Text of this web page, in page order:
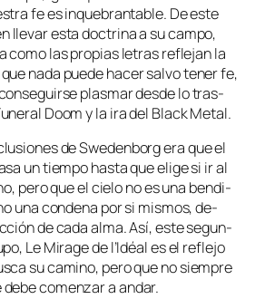
fe es in­que­bran­ta­ble. De es­te
lle­var es­ta doc­tri­na a su cam­po,
co­mo las pro­pias le­tras re­fle­jan la
na­da pue­de ha­cer sal­vo te­ner fe,
plas­mar des­de lo tras­
Doom y la ira del Black Metal.
de Swedenborg era que el
un tiem­po has­ta que eli­ge si ir al
pe­ro que el cie­lo no es una ben­di­
una con­de­na por si mis­mos, de­
de ca­da al­ma. Así, es­te se­gun­
Le Mirage de l’Idéal es el re­fle­jo
su ca­mino, pe­ro que no siem­pre
co­men­zar a andar.